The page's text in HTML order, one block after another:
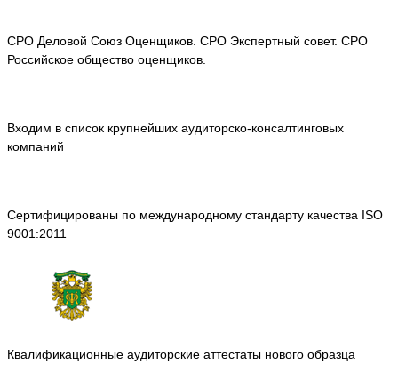
СРО Деловой Союз Оценщиков. СРО Экспертный совет. СРО
Российское общество оценщиков.
Входим в список крупнейших аудиторско-консалтинговых
компаний
Сертифицированы по международному стандарту качества ISO
9001:2011
Квалификационные аудиторские аттестаты нового образца